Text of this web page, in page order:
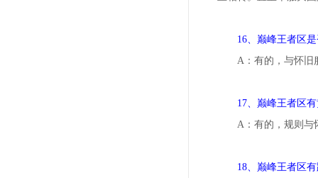
16、巅峰王者区
A：有的，与怀旧
17、巅峰王者区
A：有的，规则与
18、巅峰王者区